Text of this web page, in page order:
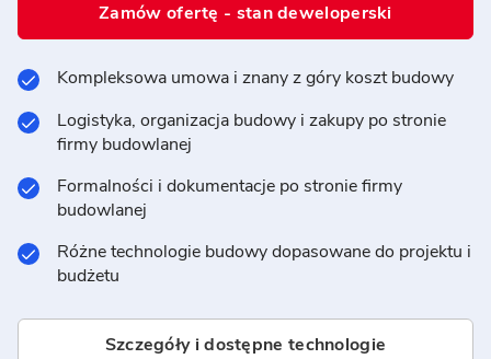
Zamów ofertę - stan deweloperski
Kompleksowa umowa i znany z góry koszt budowy
Logistyka, organizacja budowy i zakupy po stronie
firmy budowlanej
Formalności i dokumentacje po stronie firmy
budowlanej
Różne technologie budowy dopasowane do projektu i
budżetu
Szczegóły i dostępne technologie